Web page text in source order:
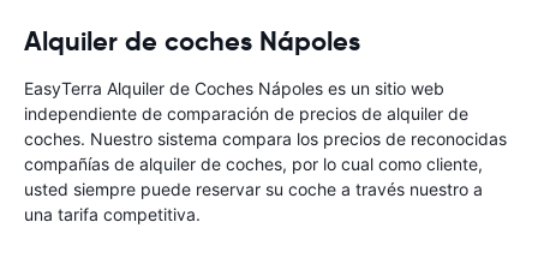
Alquiler de coches Nápoles
EasyTerra Alquiler de Coches Nápoles es un sitio web
independiente de comparación de precios de alquiler de
coches. Nuestro sistema compara los precios de reconocidas
compañías de alquiler de coches, por lo cual como cliente,
usted siempre puede reservar su coche a través nuestro a
una tarifa competitiva.